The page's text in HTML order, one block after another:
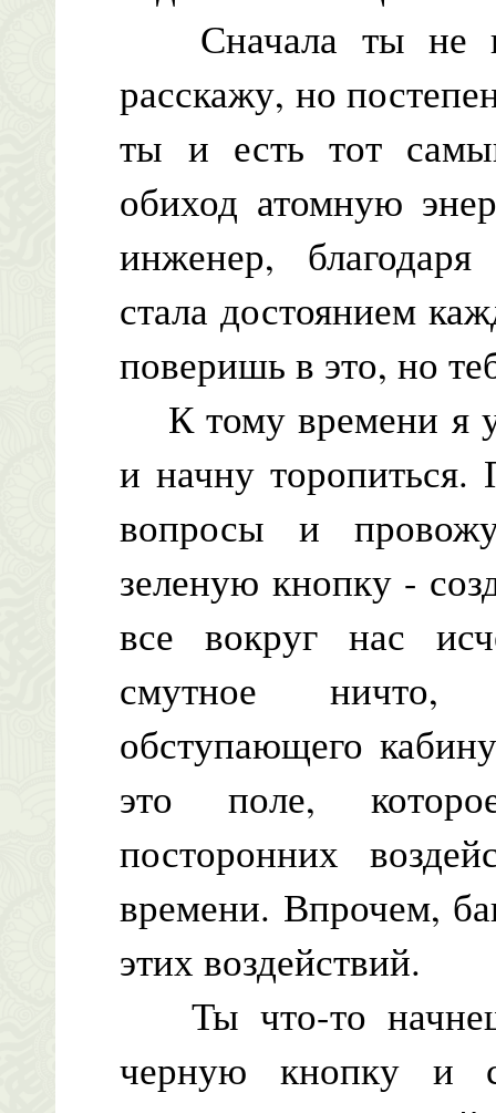
Сначала ты не
расскажу, но
ты и есть тот
обиход атомную
инженер,
стала достоянием
поверишь в это, но
К тому времени я
и начну торопиться.
вопросы и
зеленую кнопку -
все вокруг нас
смутное ничто,
обступающего
это поле,
посторонних
времени. Впрочем,
этих воздействий.
Ты что-то
черную кнопку и